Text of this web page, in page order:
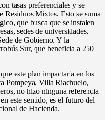
tasas preferenciales y se
Residuos Mixtos. Esto se suma
que busca que se instalen
sedes de universidades,
de Gobierno. Y la
Sur, que beneficia a 250
este plan impactaría en los
Pompeya, Villa Riachuelo,
no hizo ninguna referencia
este sentido, es el futuro del
de Hacienda.